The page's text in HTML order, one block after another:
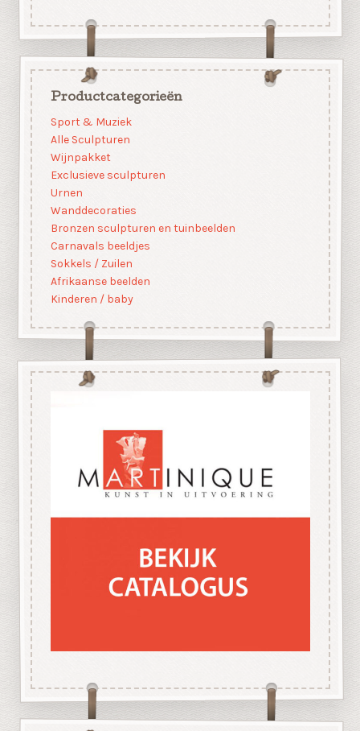
Productcategorieën
Sport & Muziek
Alle Sculpturen
Wijnpakket
Exclusieve sculpturen
Urnen
Wanddecoraties
Bronzen sculpturen en tuinbeelden
Carnavals beeldjes
Sokkels / Zuilen
Afrikaanse beelden
Kinderen / baby